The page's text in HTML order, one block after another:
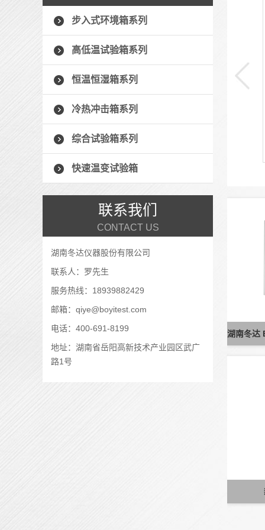
步入式环境箱系列
高低温试验箱系列
恒温恒湿箱系列
冷热冲击箱系列
综合试验箱系列
快速温变试验箱
联系我们
CONTACT US
湖南冬达仪器股份有限公司
联系人：罗先生
服务热线：18939882429
邮箱：qiye@boyitest.com
电话：400-691-8199
地址：湖南省岳阳高新技术产业园区武广
路1号
步入式高温老化房
步入式高温老化房是一种用于模拟高温环境下进行材料老化
实验的设备。它主要由加热系统、风循环系统、控制系统和
安全保护系统组成。高温老化房通常被广泛应用于汽车、航
空航天、电子电器、建筑材料等领域，用于评估材料抗老化
性能和产品使用寿命...
+ 了解详情 +